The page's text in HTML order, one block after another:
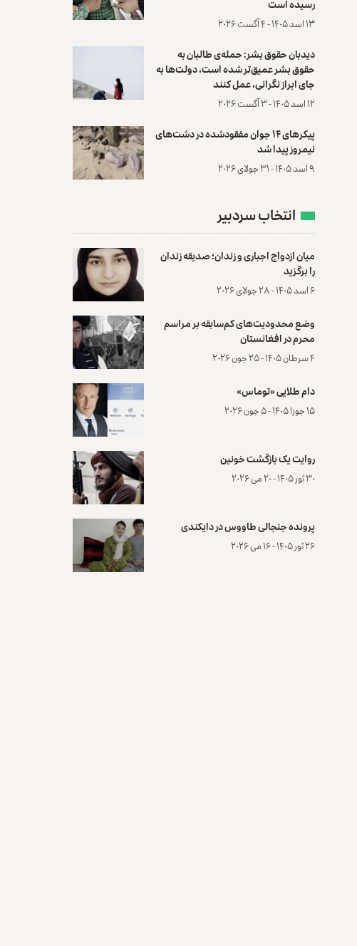
رسیده است
۱۳ اسد ۱۴۰۵ - ۴ آگست ۲۰۲۶
دیدبان حقوق بشر: حمله‌ی طالبان به
حقوق بشر عمیق‌تر شده است، دولت‌ها به
جای ابراز نگرانی، عمل کنند
۱۲ اسد ۱۴۰۵ - ۳ آگست ۲۰۲۶
پیکرهای ۱۴ جوان مفقودشده در دشت‌های
نیمروز پیدا شد
۹ اسد ۱۴۰۵ - ۳۱ جولای ۲۰۲۶
انتخاب سردبیر
میان ازدواج اجباری و زندان؛ صدیقه زندان
را برگزید
۶ اسد ۱۴۰۵ - ۲۸ جولای ۲۰۲۶
وضع محدودیت‌های کم‌سابقه بر مراسم
محرم در افغانستان
۴ سرطان ۱۴۰۵ - ۲۵ جون ۲۰۲۶
دام طلایی «توماس»
۱۵ جوزا ۱۴۰۵ - ۵ جون ۲۰۲۶
روایت یک بازگشت خونین
۳۰ ثور ۱۴۰۵ - ۲۰ می ۲۰۲۶
پرونده‌ جنجالی طاووس در دایکندی
۲۶ ثور ۱۴۰۵ - ۱۶ می ۲۰۲۶